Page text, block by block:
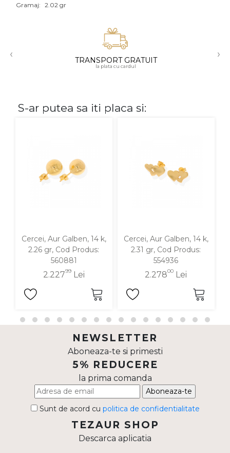
18K
Gramaj: 2.02 gr
‹ TRANSPORT GRATUIT
la plata cu cardul
›
S-ar putea sa iti placa si:
Cercei, Aur Galben, 14 k,
2.26 gr, Cod Produs:
560881
2.22799Lei
Cercei, Aur Galben, 14 k,
2.31 gr, Cod Produs:
554936
2.27800 Lei
NEWSLETTER
Aboneaza-te si primesti
5% REDUCERE
la prima comanda
Aboneaza-te
Sunt de acord cu politica de confidentialitate
TEZAUR SHOP
Descarca aplicatia